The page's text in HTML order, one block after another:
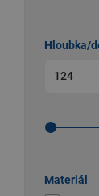
Hloubka/
Materiál